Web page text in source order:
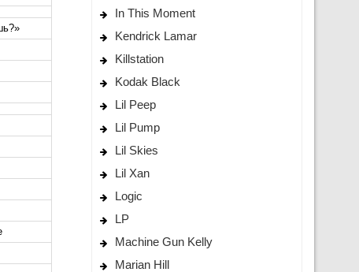
In This Moment
Kendrick Lamar
Killstation
Kodak Black
Lil Peep
Lil Pump
Lil Skies
Lil Xan
Logic
LP
Machine Gun Kelly
Marian Hill